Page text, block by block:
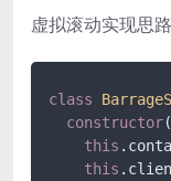
虚拟滚动实现思
class
constructor
this
this